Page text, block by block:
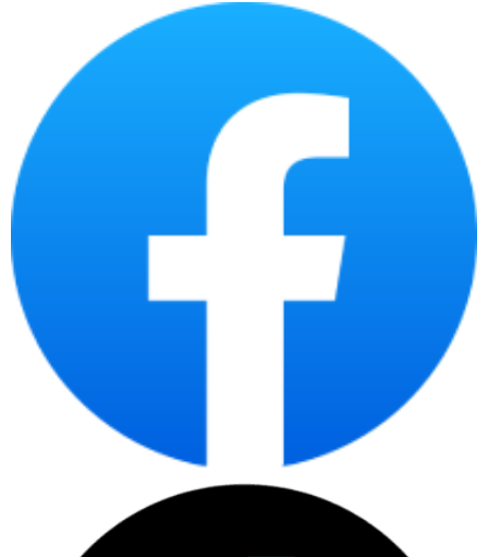
hàng có số lượng giấy tờ lớn.
Hình ảnh chất lượng cao – xử lý thông minh tự động
Máy hỗ trợ độ phân giải tối đa 600 × 600 dpi, đủ cho các nhu cầu: